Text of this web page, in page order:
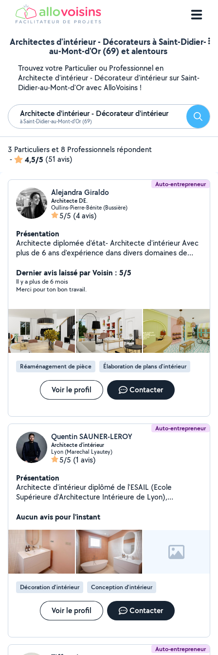
Architectes d'intérieur - Décorateurs à Saint-Didier-
au-Mont-d'Or (69) et alentours
Trouvez votre Particulier ou Professionnel en
Architecte d'intérieur - Décorateur d'intérieur sur Saint-
Didier-au-Mont-d'Or avec AlloVoisins !
Architecte d'intérieur - Décorateur d'intérieur
à Saint-Didier-au-Mont-d'Or (69)
3 Particuliers et 8 Professionnels répondent
-
4,5/5 (51 avis)
Auto-entrepreneur
Alejandra Giraldo
Architecte DE.
Oullins-Pierre-Bénite (Bussière)
5/5 (4 avis)
Présentation
Architecte diplomée d'état- Architecte d'intérieur Avec
plus de 6 ans d'expérience dans divers domaines de
pour relever de nouveaux défis artistiques et
personnels. Mon approche vise à concevoir des
espaces uniques, capables de rendre tangible
Prêt(e) à donner vie à votre projet le plus magique ?
Commençons ensemble dès maintenant !
Dernier avis laissé par Voisin : 5/5
Il y a plus de 6 mois
Merci pour ton bon travail.
Réaménagement de pièce Élaboration de plans d'intérieur
Voir le profil Contacter
Auto-entrepreneur
Quentin SAUNER-LEROY
Architecte d'intérieur
Lyon (Marechal Lyautey)
5/5 (1 avis)
Présentation
Architecte d'intérieur diplômé de l'ESAIL (Ecole
Supérieure d'Architecture Intérieure de Lyon),
le suivi de chantier de leur projet de rénovation. Je
attentes et leurs besoins.
Aucun avis pour l'instant
Décoration d'intérieur Conception d'intérieur
Voir le profil Contacter
Auto-entrepreneur